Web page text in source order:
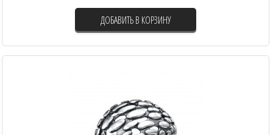
ДОБАВИТЬ В КОРЗИНУ